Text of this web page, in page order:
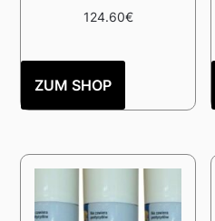
124.60€
ZUM SHOP